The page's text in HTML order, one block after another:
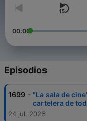
00:00
Episodios
1699 - "La sala de
cartelera de
24 jul. 2026